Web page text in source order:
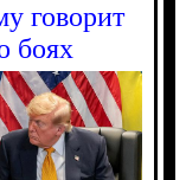
говорит
боях